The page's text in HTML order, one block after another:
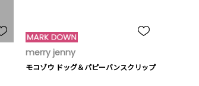
merry jenny
モコゾウ ドッグ＆パピーバンスクリップ